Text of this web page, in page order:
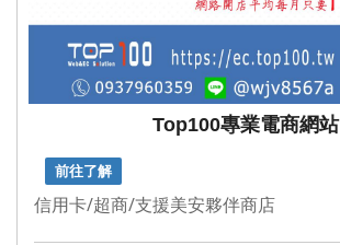
Top100專業電商網站
前往了解
信用卡/超商/支援美安夥伴商店